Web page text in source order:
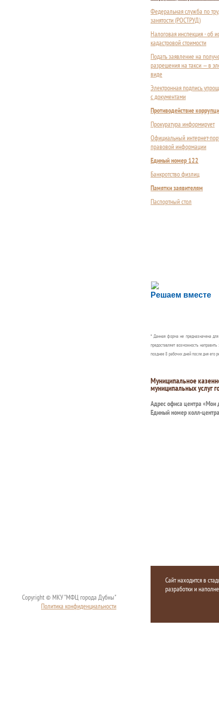
Федеральная служба по
занятости (РОСТРУД)
Налоговая инспекция - об
кадастровой стоимости
Подать заявление на
разрешения на такси — в
виде
Электронная подпись
с документами
Противодействие
Прокуратура информирует
Официальный интернет-
правовой информации
Единый номер 122
Банкротство физлиц
Памятки заявителям
Паспортный стол
Решаем вместе
Сложности с
Сообщите об этом
* Данная форма не предназначена
предоставляет возможность
позднее 8 рабочих дней после дня его
Муниципальное
муниципальных услуг
Адрес офиса центра «Мои
Единый номер колл-
Copyright © МКУ "МФЦ города Дубны"
Политика конфиденциальности
Сайт находится в
разработки и